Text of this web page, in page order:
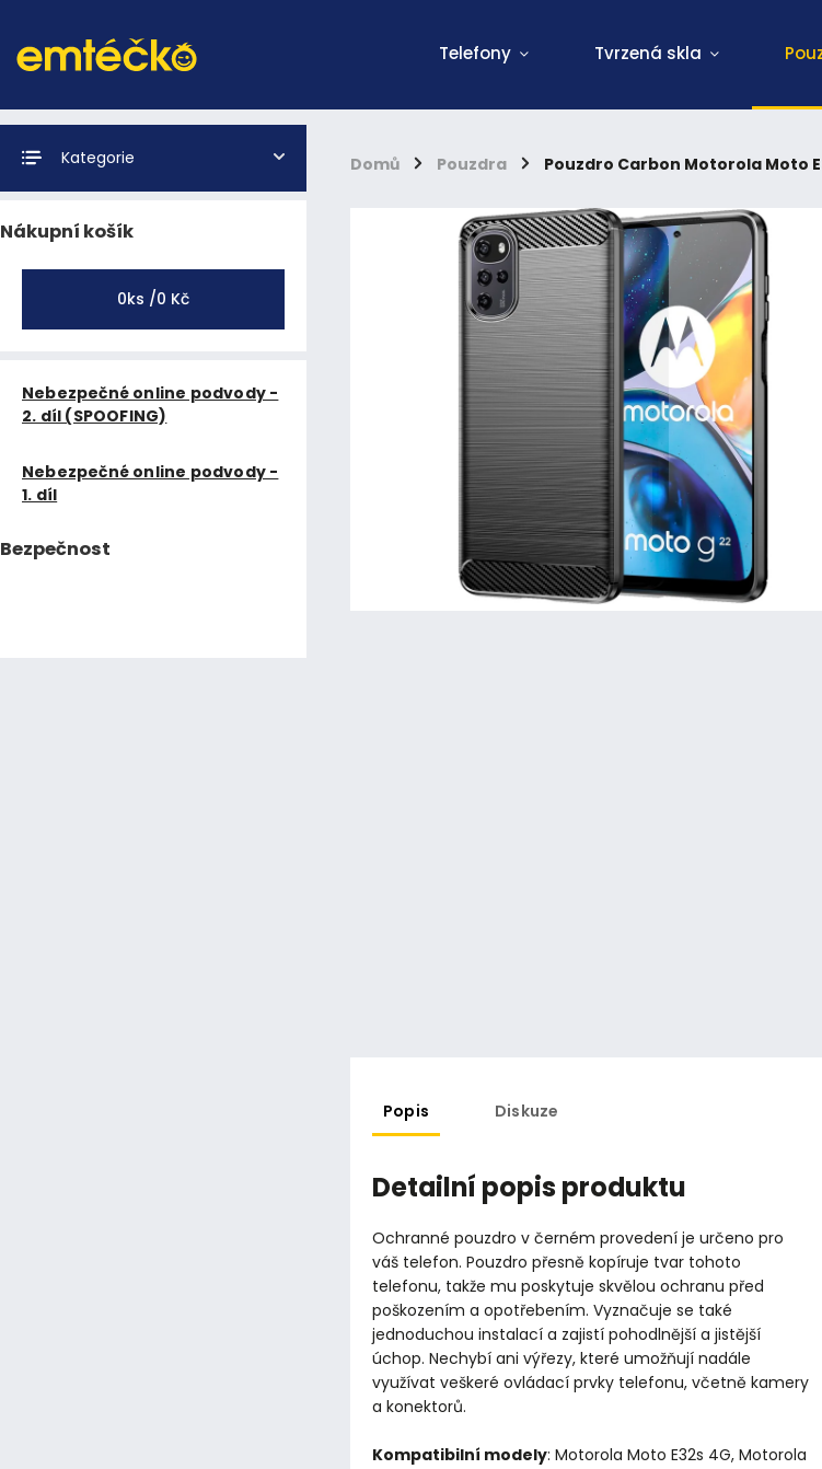
Telefony Tvrzená skla
Domů / Pouzdra / Pouzdro Carbon Motorola Moto
Kategorie
Nákupní košík
0ks /0 Kč
Nebezpečné online podvody -
2. díl (SPOOFING)
Nebezpečné online podvody -
1. díl
Bezpečnost
Popis Diskuze
Detailní popis produktu
Ochranné pouzdro v černém provedení je určeno pro
váš telefon. Pouzdro přesně kopíruje tvar tohoto
telefonu, takže mu poskytuje skvělou ochranu před
poškozením a opotřebením. Vyznačuje se také
jednoduchou instalací a zajistí pohodlnější a jistější
úchop. Nechybí ani výřezy, které umožňují nadále
využívat veškeré ovládací prvky telefonu, včetně kamery
a konektorů.
Kompatibilní modely: Motorola Moto E32s 4G, Motorola